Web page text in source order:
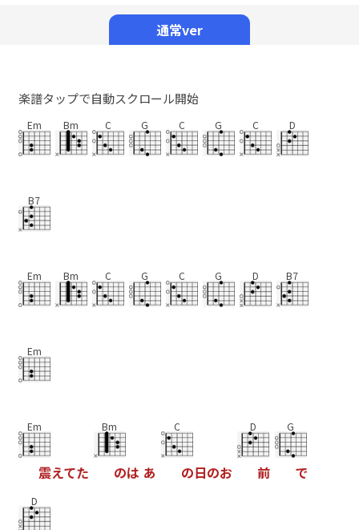
通常ver
楽譜タップで自動スクロール開始
Em Bm C G C G C D
B7
Em Bm C G C G D B7
Em
Em
震えてた
Bm
のは あ
C
の日のお
D
前
G
で
D